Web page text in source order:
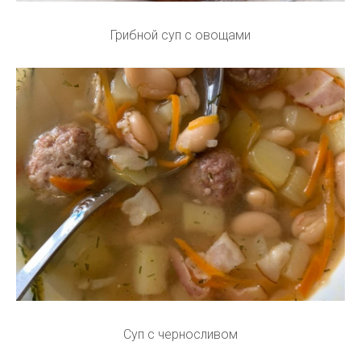
Грибной суп с овощами
Суп с черносливом